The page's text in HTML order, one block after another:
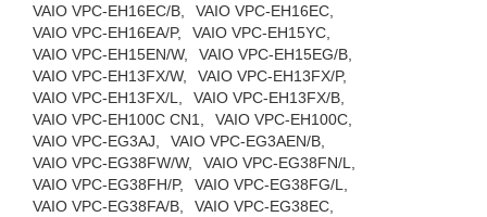
VAIO VPC-EH16EC/B,
VAIO VPC-EH16EC,
VAIO VPC-EH16EA/P,
VAIO VPC-EH15YC,
VAIO VPC-EH15EN/W,
VAIO VPC-EH15EG/B,
VAIO VPC-EH13FX/W,
VAIO VPC-EH13FX/P,
VAIO VPC-EH13FX/L,
VAIO VPC-EH13FX/B,
VAIO VPC-EH100C CN1,
VAIO VPC-EH100C,
VAIO VPC-EG3AJ,
VAIO VPC-EG3AEN/B,
VAIO VPC-EG38FW/W,
VAIO VPC-EG38FN/L,
VAIO VPC-EG38FH/P,
VAIO VPC-EG38FG/L,
VAIO VPC-EG38FA/B,
VAIO VPC-EG38EC,